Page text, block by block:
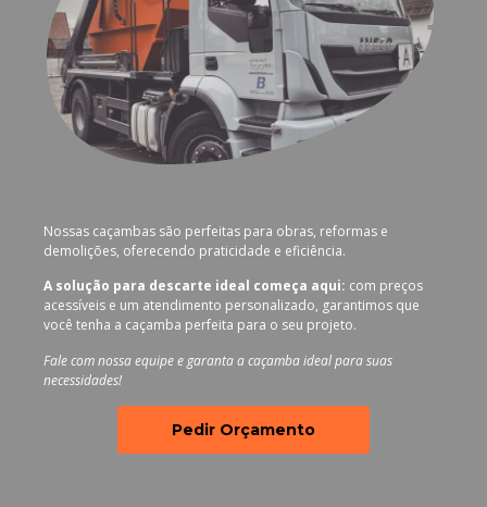
Nossas caçambas são perfeitas para obras, reformas e
demolições, oferecendo praticidade e eficiência.
A solução para descarte ideal começa aqui: com preços
acessíveis e um atendimento personalizado, garantimos que
você tenha a caçamba perfeita para o seu projeto.
Fale com nossa equipe e garanta a caçamba ideal para suas
necessidades!
Pedir Orçamento